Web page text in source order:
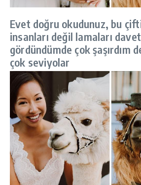
Evet doğru okudunuz, bu
insanları değil lamaları
gördündümde çok şaşırdım
çok seviyolar